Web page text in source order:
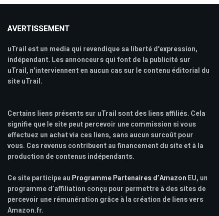
AVERTISSEMENT
uTrail est un media qui revendique sa liberté d'expression,
indépendant. Les annonceurs qui font de la publicité sur
uTrail, n'interviennent en aucun cas sur le contenu éditorial du
site uTrail.
Certains liens présents sur uTrail sont des liens affiliés. Cela
signifie que le site peut percevoir une commission si vous
effectuez un achat via ces liens, sans aucun surcoût pour
vous. Ces revenus contribuent au financement du site et à la
production de contenus indépendants.
Ce site participe au Programme Partenaires d’Amazon EU, un
programme d’affiliation conçu pour permettre à des sites de
percevoir une rémunération grâce à la création de liens vers
Amazon.fr.